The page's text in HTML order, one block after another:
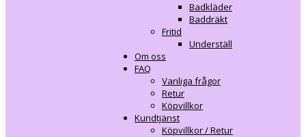
Badkläder
Baddräkt
Fritid
Underställ
Om oss
FAQ
Vanliga frågor
Retur
Köpvillkor
Kundtjänst
Köpvillkor / Retur